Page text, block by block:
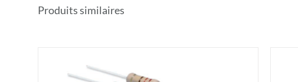
Produits similaires